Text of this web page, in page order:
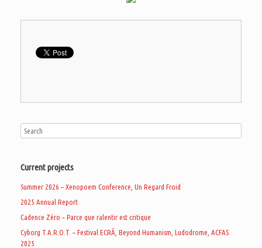
Current projects
Summer 2026 – Xenopoem Conference, Un Regard Froid
2025 Annual Report
Cadence Zéro – Parce que ralentir est critique
Cyborg T.A.R.O.T. – Festival ECRÃ, Beyond Humanism, Ludodrome, ACFAS
2025